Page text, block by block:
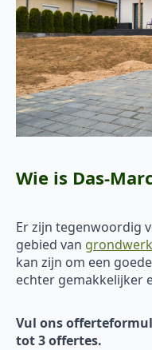
Wie is Das-
Er zijn tegenwoordig
gebied van grondwerk
kan zijn om een
echter gemakkelijker
Vul ons
tot 3 offertes.